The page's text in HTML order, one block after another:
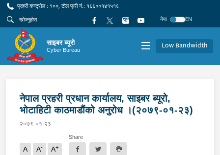
प्रहरी कन्ट्रोल : १००, टोल फ्री नं.: १६६००१४१५१६
नेपा
EN
साइबर ब्यूरो
Cyber Bureau Low Bandwidth
नेपाल प्रहरी प्रधान कार्यालय, साइबर ब्यूरो,
भोटाहिटी काठमाडौंको अनुरोध ।(२०७९-०१-२३)
२०७९-०१-२३
A A- A+
Share